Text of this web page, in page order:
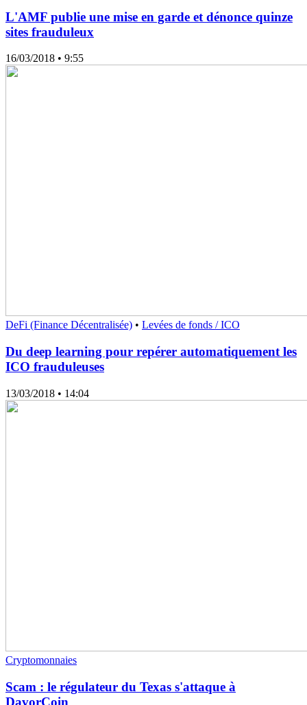
L'AMF publie une mise en garde et dénonce quinze
sites frauduleux
16/03/2018 • 9:55
DeFi (Finance Décentralisée) • Levées de fonds / ICO
Du deep learning pour repérer automatiquement les
ICO frauduleuses
13/03/2018 • 14:04
Cryptomonnaies
Scam : le régulateur du Texas s'attaque à
DavorCoin